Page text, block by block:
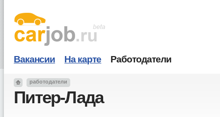
Питер-Лада
работодатели
Вакансии На карте Работодатели